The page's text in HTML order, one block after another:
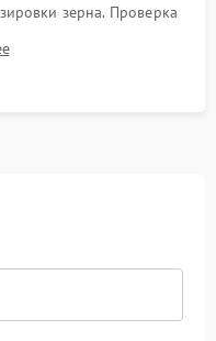
зерна. Проверка
напитка и
посторонних